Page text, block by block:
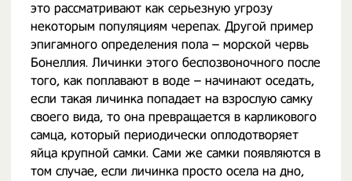
это рассматривают как серьезную угрозу
некоторым популяциям черепах. Другой пример
эпигамного определения пола – морской червь
Бонеллия. Личинки этого беспозвоночного после
того, как поплавают в воде – начинают оседать,
если такая личинка попадает на взрослую самку
своего вида, то она превращается в карликового
самца, который периодически оплодотворяет
яйца крупной самки. Сами же самки появляются в
том случае, если личинка просто осела на дно,